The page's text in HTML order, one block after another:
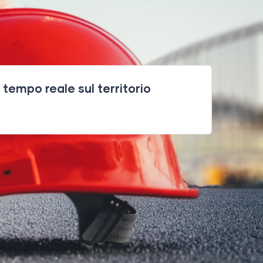
tempo reale sul territorio